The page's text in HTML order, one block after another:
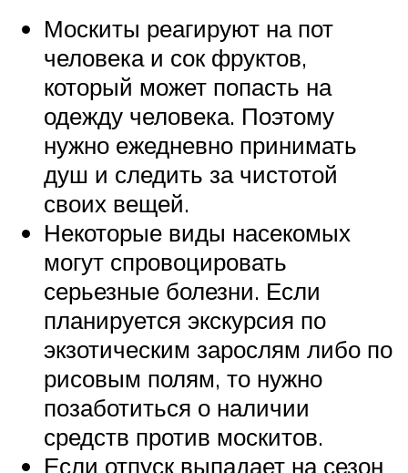
Москиты реагируют на пот
человека и сок фруктов,
который может попасть на
одежду человека. Поэтому
нужно ежедневно принимать
душ и следить за чистотой
своих вещей.
Некоторые виды насекомых
могут спровоцировать
серьезные болезни. Если
планируется экскурсия по
экзотическим зарослям либо по
рисовым полям, то нужно
позаботиться о наличии
средств против москитов.
Если отпуск выпадает на сезон